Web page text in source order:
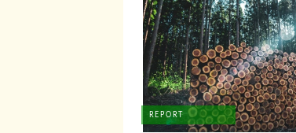
REPORT